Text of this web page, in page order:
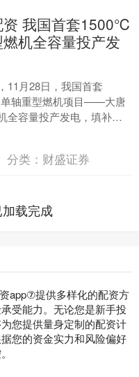
资 我国首套1500℃
机全容量投产发
11月28日，我国首套
轴重型燃机项目——大唐
全容量投产发电，填补了
型单轴重型燃机的空白。
....
分类： 财盛证券
载完成
app⑦提供多样化的配资方
受能力。无论您是新手投
您提供量身定制的配资计
您的资金实力和风险偏好